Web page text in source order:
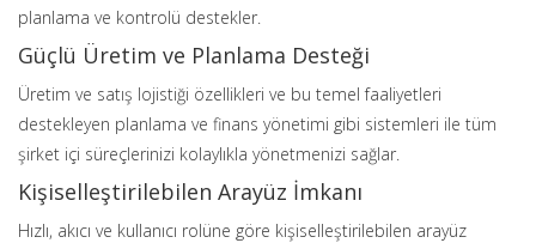
planlama ve kontrolü destekler.
Güçlü Üretim ve Planlama Desteği
Üretim ve satış lojistiği özellikleri ve bu temel faaliyetleri
destekleyen planlama ve finans yönetimi gibi sistemleri ile tüm
şirket içi süreçlerinizi kolaylıkla yönetmenizi sağlar.
Kişiselleştirilebilen Arayüz İmkanı
Hızlı, akıcı ve kullanıcı rolüne göre kişiselleştirilebilen arayüz